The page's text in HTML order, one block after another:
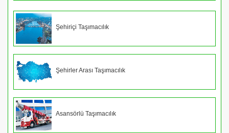
Şehiriçi Taşımacılık
Şehirler Arası Taşımacılık
Asansörlü Taşımacılık